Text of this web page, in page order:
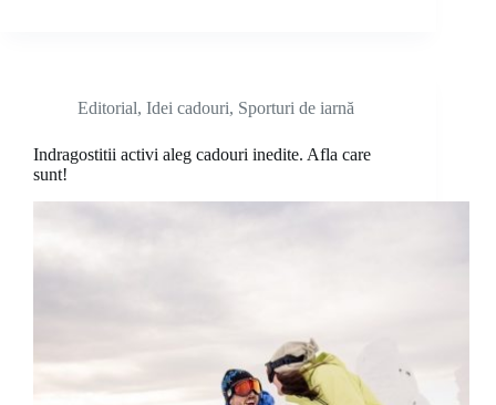
Editorial, Idei cadouri, Sporturi de iarnă
Indragostitii activi aleg cadouri inedite. Afla care
sunt!